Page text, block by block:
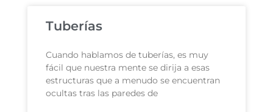
Tuberías
Cuando hablamos de tuberías, es muy
fácil que nuestra mente se dirija a esas
estructuras que a menudo se encuentran
ocultas tras las paredes de